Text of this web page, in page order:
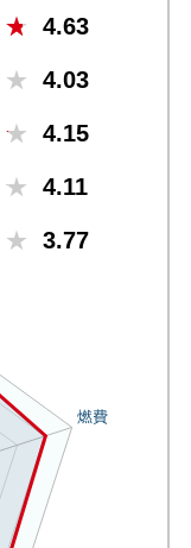
4.63
4.03
4.15
4.11
3.77